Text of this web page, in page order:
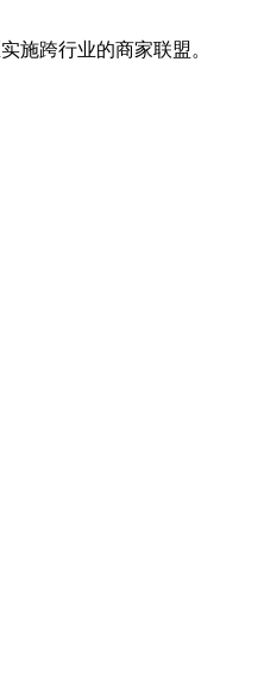
施跨行业的商家联盟。